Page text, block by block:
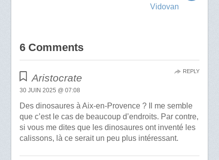
Vidovan
6 Comments
Aristocrate
30 JUIN 2025 @ 07:08
Des dinosaures à Aix-en-Provence ? Il me semble
que c’est le cas de beaucoup d’endroits. Par contre,
si vous me dites que les dinosaures ont inventé les
calissons, là ce serait un peu plus intéressant.
REPLY